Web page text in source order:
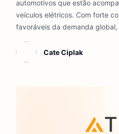
automotivos que estão
veículos elétricos. Com forte
favoráveis da demanda
aos investidores.
Cate Ciplak